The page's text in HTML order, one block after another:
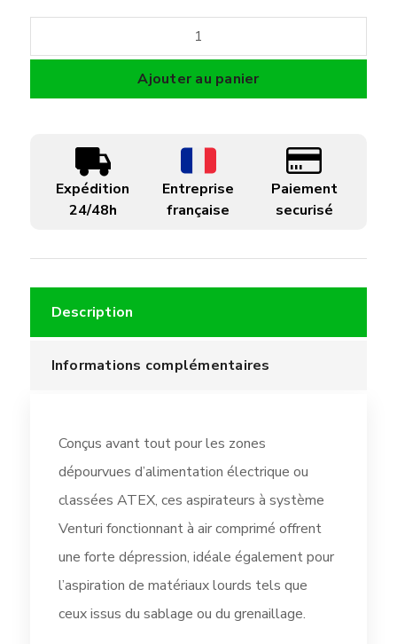
de
PGA40H-
Ajouter au panier
Expédition
24/48h
Entreprise
française
Paiement
securisé
Description
Informations complémentaires
Conçus avant tout pour les zones
dépourvues d’alimentation électrique ou
classées ATEX, ces aspirateurs à système
Venturi fonctionnant à air comprimé offrent
une forte dépression, idéale également pour
l’aspiration de matériaux lourds tels que
ceux issus du sablage ou du grenaillage.